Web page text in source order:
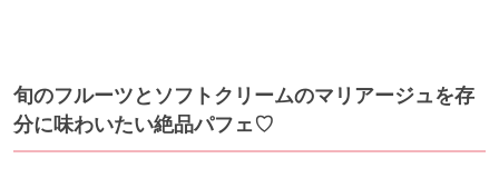
旬のフルーツとソフトクリームのマリアージュを存
分に味わいたい絶品パフェ♡